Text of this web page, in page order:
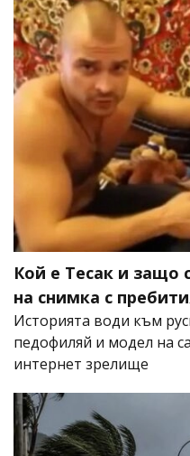
Кой е Тесак и защо
на снимка с
Историята води към
педофиляй и модел на
интернет зрелище